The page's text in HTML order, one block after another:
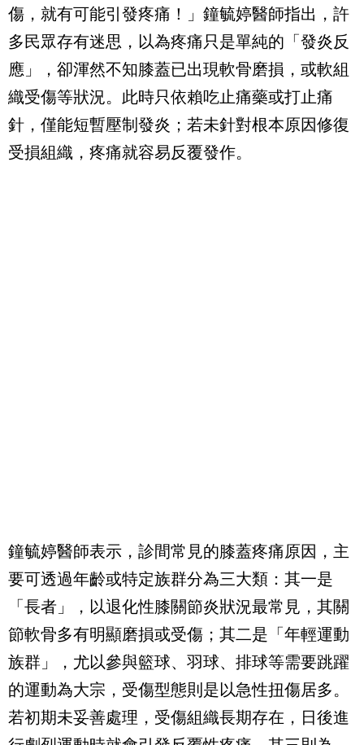
傷，就有可能引發疼痛！」鐘毓婷醫師指出，許
多民眾存有迷思，以為疼痛只是單純的「發炎反
應」，卻渾然不知膝蓋已出現軟骨磨損，或軟組
織受傷等狀況。此時只依賴吃止痛藥或打止痛
針，僅能短暫壓制發炎；若未針對根本原因修復
受損組織，疼痛就容易反覆發作。
鐘毓婷醫師表示，診間常見的膝蓋疼痛原因，主
要可透過年齡或特定族群分為三大類：其一是
「長者」，以退化性膝關節炎狀況最常見，其關
節軟骨多有明顯磨損或受傷；其二是「年輕運動
族群」，尤以參與籃球、羽球、排球等需要跳躍
的運動為大宗，受傷型態則是以急性扭傷居多。
若初期未妥善處理，受傷組織長期存在，日後進